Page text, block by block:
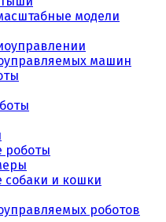
модели
машин
роботы
собаки и кошки
роботов